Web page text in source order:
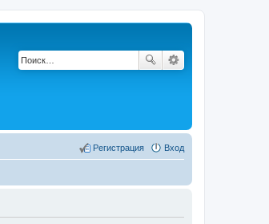
Вход
Регистрация